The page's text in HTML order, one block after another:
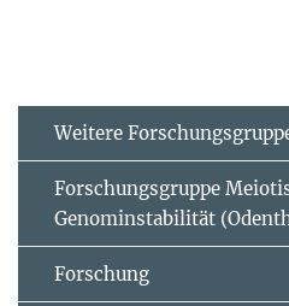
Weitere
Forschungsgruppe
Genominstabilität
Forschung